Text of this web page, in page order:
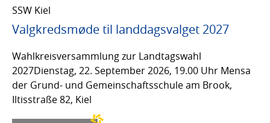
SSW Kiel
Valgkredsmøde til landdagsvalget 2027
Wahlkreisversammlung zur Landtagswahl
2027Dienstag, 22. September 2026, 19.00 Uhr Mensa
der Grund- und Gemeinschaftsschule am Brook,
Iltisstraße 82, Kiel